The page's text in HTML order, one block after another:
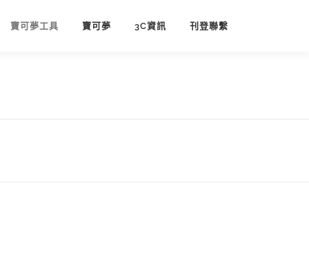
寶可夢工具 寶可夢 3C資訊 刊登聯繫